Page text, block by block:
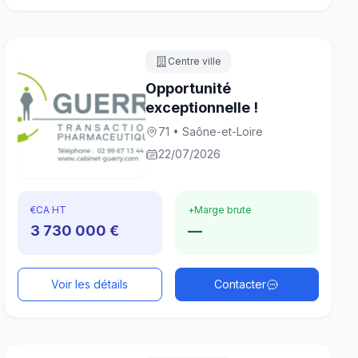
Centre ville
Opportunité
exceptionnelle !
71 • Saône-et-Loire
22/07/2026
€CA HT
3 730 000 €
+Marge brute
—
Voir les détails Contacter